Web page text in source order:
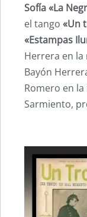
Sofía «La
el tango «Un
«Estampas
Herrera en la
Bayón
Romero en la
Sarmiento,